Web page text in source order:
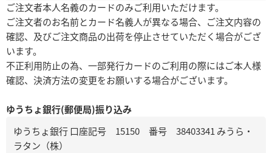
ご注文者本人名義のカードのみご利用いただけます。
ご注文者のお名前とカード名義人が異なる場合、ご注文内容の
確認、及びご注文商品の出荷を停止させていただく場合がござ
います。
不正利用防止の為、一部発行カードのご利用の際にはご本人様
確認、決済方法の変更をお願いする場合がございます。
ゆうちょ銀行(郵便局)振り込み
ゆうちょ銀行 口座記号 15150 番号 38403341 みうら・
ラタン（株）